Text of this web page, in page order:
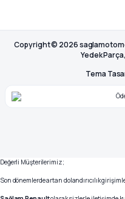
Copyright © 2026
Yedek
Tema
Değerli Müşterilerimiz;
Son dönemlerde artan dolandırıcılık